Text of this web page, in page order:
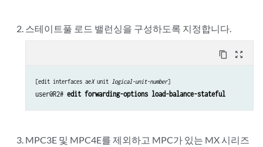
스테이트풀 로드 밸런싱을 구성하도록 지정합니다.
content_copy zoom_out_map
[edit interfaces aeX unit logical-unit-number]
user@R2# edit forwarding-options load-balance-stateful
MPC3E 및 MPC4E를 제외하고 MPC가 있는 MX 시리즈